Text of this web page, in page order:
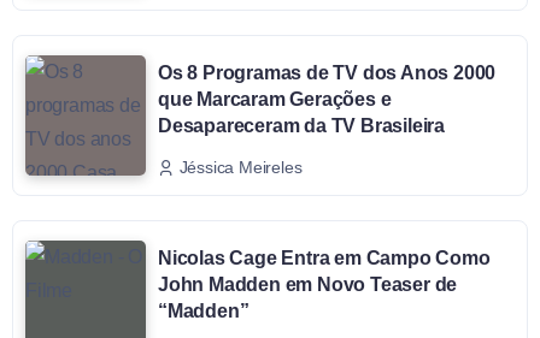
Os 8 Programas de TV dos Anos 2000
que Marcaram Gerações e
Desapareceram da TV Brasileira
Jéssica Meireles
Nicolas Cage Entra em Campo Como
John Madden em Novo Teaser de
“Madden”